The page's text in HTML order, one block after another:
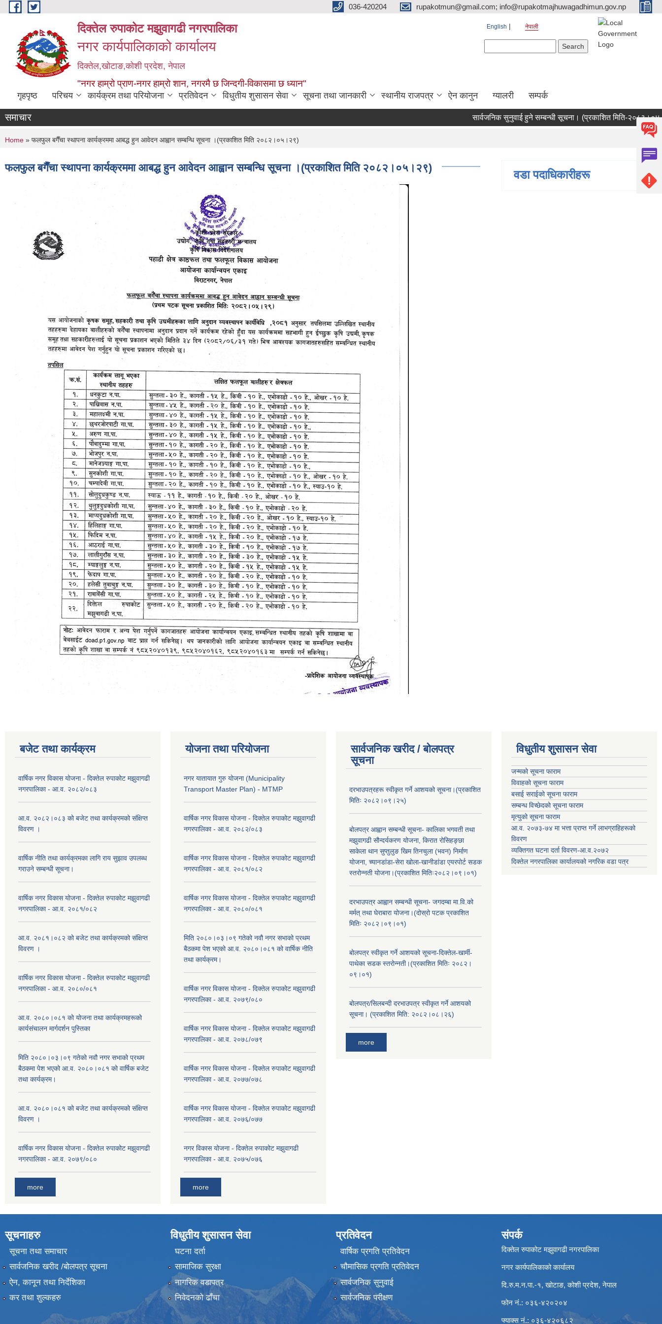
Skip to main content 036-420204 rupakotmun@gmail.com; info@rupakotmajhuwagadhimun.gov.np
दिक्तेल रुपाकोट मझुवागढी नगरपालिका
नगर कार्यपालिकाको कार्यालय
दिक्तेल,खोटाङ,कोशी प्रदेश, नेपाल
"नगर हाम्रो प्राण-नगर हाम्रो शान, नगरमै छ जिन्दगी-विकासमा छ ध्यान"
English नेपाली
गृहपृष्ठ परिचय कार्यक्रम तथा परियोजना प्रतिवेदन विधुतीय शुसासन सेवा सूचना तथा जानकारी स्थानीय राजपत्र ऐन कानुन ग्यालरी सम्पर्क
समाचार सार्वजनिक सुनुवाई हुने सम्बन्धी सूचना। (प्रकाशित मिति-२०८३।०४।२१)
You are here
Home » फलफुल बगैँचा स्थापना कार्यक्रममा आबद्ध हुन आवेदन आह्वान सम्बन्धि सूचना ।(प्रकाशित मिति २०८२।०५।२९)
फलफुल बगैँचा स्थापना कार्यक्रममा आबद्ध हुन आवेदन आह्वान सम्बन्धि सूचना ।(प्रकाशित मिति २०८२।०५।२९)
वडा पदाधिकारीहरू
बजेट तथा कार्यक्रम
वार्षिक नगर विकास योजना - दिक्तेल रुपाकोट मझुवागढी
नगरपालिका - आ.व. २०८२/०८३
आ.व. २०८२।०८३ को बजेट तथा कार्यक्रमको संक्षिप्त
विवरण ।
वार्षिक नीति तथा कार्यक्रमका लागि राय सुझाव उपलब्ध
गराउने सम्बन्धी सूचना।
वार्षिक नगर विकास योजना - दिक्तेल रुपाकोट मझुवागढी
नगरपालिका - आ.व. २०८१/०८२
आ.व. २०८१।०८२ को बजेट तथा कार्यक्रमको संक्षिप्त
विवरण ।
वार्षिक नगर विकास योजना - दिक्तेल रुपाकोट मझुवागढी
नगरपालिका - आ.व. २०८०/०८१
आ.व. २०८०।०८१ को योजना तथा कार्यक्रमहरूको
कार्यसंचालन मार्गदर्शन पुस्तिका
मिति २०८०।०३।०९ गतेको नवौ नगर सभाको प्रथम
बैठकमा पेश भएको आ.व. २०८०।०८१ को वार्षिक बजेट
तथा कार्यक्रम।
आ.व. २०८०।०८१ को बजेट तथा कार्यक्रमको संक्षिप्त
विवरण ।
वार्षिक नगर विकास योजना - दिक्तेल रुपाकोट मझुवागढी
नगरपालिका - आ.व. २०७९/०८०
more
योजना तथा परियोजना
नगर यातायात गुरु योजना (Municipality
Transport Master Plan) - MTMP
वार्षिक नगर विकास योजना - दिक्तेल रुपाकोट मझुवागढी
नगरपालिका - आ.व. २०८२/०८३
वार्षिक नगर विकास योजना - दिक्तेल रुपाकोट मझुवागढी
नगरपालिका - आ.व. २०८१/०८२
वार्षिक नगर विकास योजना - दिक्तेल रुपाकोट मझुवागढी
नगरपालिका - आ.व. २०८०/०८१
मिति २०८०।०३।०९ गतेको नवौ नगर सभाको प्रथम
बैठकमा पेश भएको आ.व. २०८०।०८१ को वार्षिक नीति
तथा कार्यक्रम।
वार्षिक नगर विकास योजना - दिक्तेल रुपाकोट मझुवागढी
नगरपालिका - आ.व. २०७९/०८०
वार्षिक नगर विकास योजना - दिक्तेल रुपाकोट मझुवागढी
नगरपालिका - आ.व. २०७८/०७९
वार्षिक नगर विकास योजना - दिक्तेल रुपाकोट मझुवागढी
नगरपालिका - आ.व. २०७७/०७८
वार्षिक नगर विकास योजना - दिक्तेल रुपाकोट मझुवागढी
नगरपालिका - आ.व. २०७६/०७७
नगर विकास योजना - दिक्तेल रुपाकोट मझुवागढी
नगरपालिका - आ.व. २०७५/०७६
more
सार्वजनिक खरीद / बोलपत्र
सूचना
दरभाउपत्रहरू स्वीकृत गर्ने आशयको सूचना।(प्रकाशित
मितिः २०८२।०९।२५)
बोलपत्र आह्वान सम्बन्धी सूचना- कालिका भगवती तथा
मझुवागढी सौन्दर्यकरण योजना, किरात रोसिहङ्छा
साकेला थान सुप्तुलुङ खिम तिनचुला (भवन) निर्माण
योजना, च्यानडांडा-सेरा खोला-खानीडांडा एयरपोर्ट सडक
स्तरोन्नती योजना।(प्रकाशित मितिः२०८२।०९।०१)
दरभाउपत्र आह्वान सम्बन्धी सूचना- जगदम्बा मा.वि.को
मर्मत् तथा घेराबारा योजना।(दोस्रो पटक प्रकाशित
मितिः २०८२।०९।०१)
बोलपत्र स्वीकृत गर्ने आशयको सूचना-दिक्तेल-खार्मी-
पाथेका सडक स्तरोन्नती।(प्रकाशित मितिः २०८२।
०९।०१)
बोलपत्र/सिलबन्दी दरभाउपत्र स्वीकृत गर्ने आशयको
सूचना। (प्रकाशित मिति: २०८२।०८।२६)
more
विधुतीय शुसासन सेवा
जन्मको सूचना फाराम
विवाहको सूचना फाराम
बसाई सराईको सूचना फाराम
सम्बन्ध विच्छेदको सूचना फाराम
मृत्युको सूचना फाराम
आ.व. २०७३-७४ मा भत्ता प्राप्त गर्ने लाभग्राहिहरूको
विवरण
व्यक्तिगत घटना दर्ता विवरण-आ.व.२०७२
दिक्तेल नगरपालिका कार्यालयको नगरिक वडा पत्र
सूचनाहरु
सूचना तथा समाचार
सार्वजनिक खरीद /बोलपत्र सूचना
ऐन, कानून तथा निर्देशिका
कर तथा शुल्कहरु
विधुतीय शुसासन सेवा
घटना दर्ता
सामाजिक सुरक्षा
नागरिक वडापत्र
निवेदनको ढाँचा
प्रतिवेदन
वार्षिक प्रगति प्रतिवेदन
चौमासिक प्रगति प्रतिवेदन
सार्वजनिक सुनुवाई
सार्वजनिक परीक्षण
संपर्क
दिक्तेल रुपाकोट मझुवागढी नगरपालिका
नगर कार्यपालिकाको कार्यालय
दि.रु.म.न.पा.-१, खोटाङ, कोशी प्रदेश, नेपाल
फोन नं.: ०३६-४२०२०४
फ्याक्स नं.: ०३६-४२०६८२